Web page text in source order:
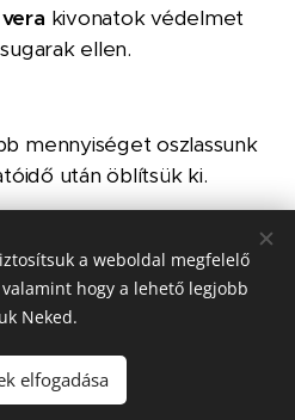
kivonatok védelmet
ellen.
mennyiséget oszlassunk
után öblítsük ki.
Hajgyógyász
a weboldal megfelelő
hogy a lehető legjobb
Neked.
elfogadása